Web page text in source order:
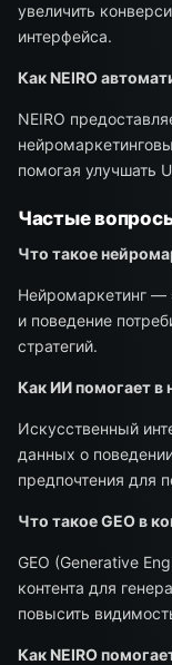
увеличить
интерфейса.
Как NEIRO
NEIRO
помогая улучшать
Частые
Что такое
Нейромаркетинг —
и поведение
стратегий.
Как ИИ помогает в
Искусственный
данных о
предпочтения для
Что такое GEO в
GEO (Generative
контента для
повысить
Как NEIRO